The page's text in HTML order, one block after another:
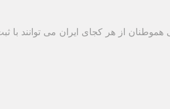
از هر کجای ایران می توانند با